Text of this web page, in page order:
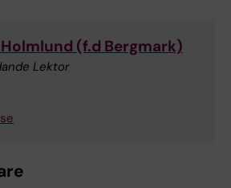
(f.d Bergmark)
Lektor